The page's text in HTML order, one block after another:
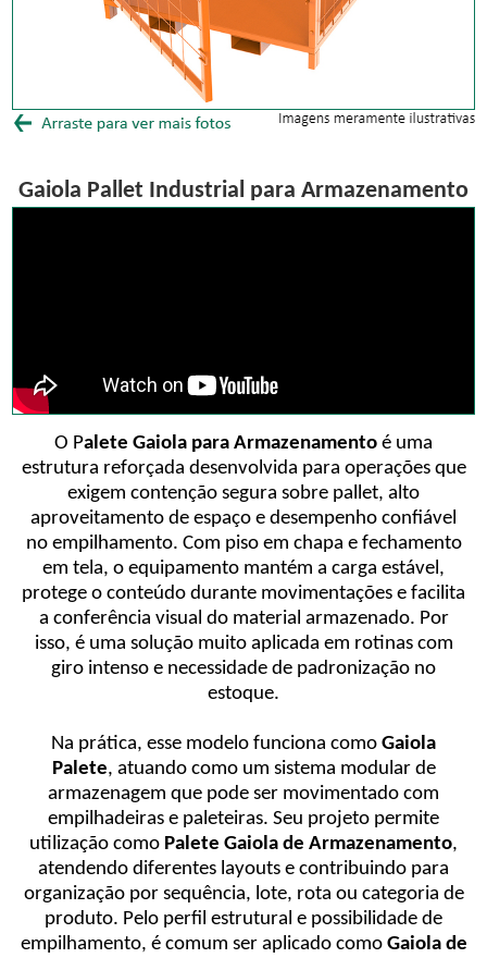
Gaiola Pallet Industrial para Armazenamento
O Palete Gaiola para Armazenamento é uma
estrutura reforçada desenvolvida para operações que
exigem contenção segura sobre pallet, alto
aproveitamento de espaço e desempenho confiável
no empilhamento. Com piso em chapa e fechamento
em tela, o equipamento mantém a carga estável,
protege o conteúdo durante movimentações e facilita
a conferência visual do material armazenado. Por
isso, é uma solução muito aplicada em rotinas com
giro intenso e necessidade de padronização no
estoque.
Na prática, esse modelo funciona como Gaiola
Palete, atuando como um sistema modular de
armazenagem que pode ser movimentado com
empilhadeiras e paleteiras. Seu projeto permite
utilização como Palete Gaiola de Armazenamento,
atendendo diferentes layouts e contribuindo para
organização por sequência, lote, rota ou categoria de
produto. Pelo perfil estrutural e possibilidade de
empilhamento, é comum ser aplicado como Gaiola de